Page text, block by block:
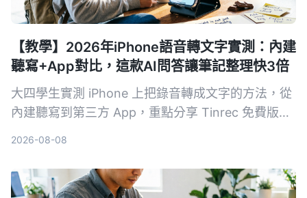
【教學】2026年iPhone語音轉文字實測：內建
聽寫+App對比，這款AI問答讓筆記整理快3倍
大四學生實測 iPhone 上把錄音轉成文字的方法，從
內建聽寫到第三方 App，重點分享 Tinrec 免費版如
2026-08-08